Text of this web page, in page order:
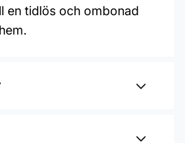
en tidlös och ombonad